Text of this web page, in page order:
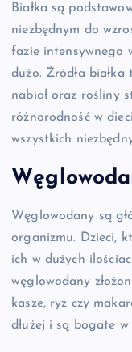
Białka są
niezbędnym do
fazie intensywnego
dużo. Źródła
nabiał oraz rośliny
różnorodność w
wszystkich
Węglowodany są
organizmu. Dzieci,
ich w dużych
węglowodany
kasze, ryż czy
dłużej i są bogate w